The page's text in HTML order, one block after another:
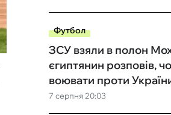
Футбол
7 серпня 20:03
ЗСУ взяли в полон
єгиптянин розповів,
воювати проти